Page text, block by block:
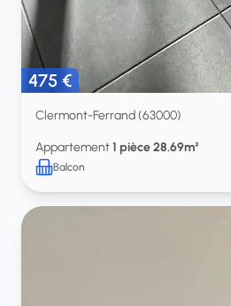
475 €
Clermont-Ferrand (63000)
Appartement1 pièce 28.69m²
Balcon